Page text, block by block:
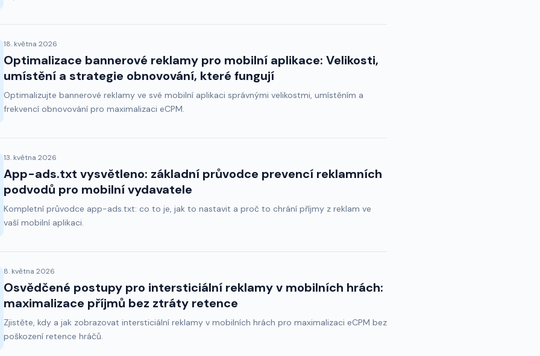
18. května 2026
Optimalizace bannerové reklamy pro mobilní aplikace: Velikosti,
umístění a strategie obnovování, které fungují
Optimalizujte bannerové reklamy ve své mobilní aplikaci správnými velikostmi, umístěním a
frekvencí obnovování pro maximalizaci eCPM.
13. května 2026
App-ads.txt vysvětleno: základní průvodce prevencí reklamních
podvodů pro mobilní vydavatele
Kompletní průvodce app-ads.txt: co to je, jak to nastavit a proč to chrání příjmy z reklam ve
vaší mobilní aplikaci.
8. května 2026
Osvědčené postupy pro intersticiální reklamy v mobilních hrách:
maximalizace příjmů bez ztráty retence
Zjistěte, kdy a jak zobrazovat intersticiální reklamy v mobilních hrách pro maximalizaci eCPM bez
poškození retence hráčů.